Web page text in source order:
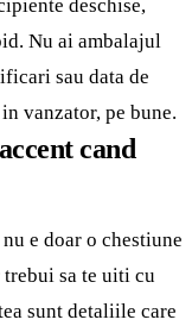
deschise,
Nu ai ambalajul
sau data de
vanzator, pe bune.
cand
nu e doar o chestiune
trebui sa te uiti cu
sunt detaliile care